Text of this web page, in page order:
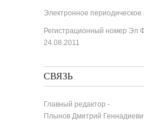
Электронное периодическое
Регистрационный номер Эл
24.08.2011
СВЯЗЬ
Главный редактор -
Плынов Дмитрий